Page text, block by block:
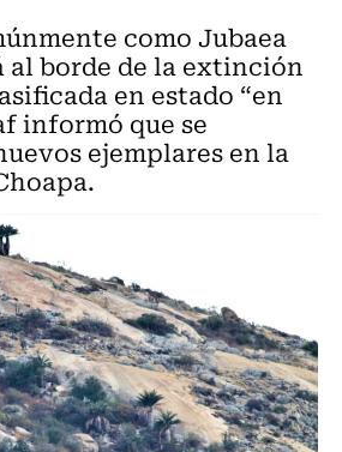
como Jubaea
al borde de la extinción
en estado “en
informó que se
ejemplares en la